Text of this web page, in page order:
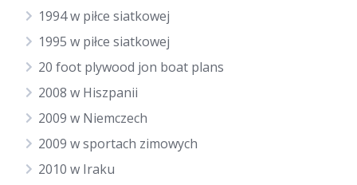
1994 w piłce siatkowej
1995 w piłce siatkowej
20 foot plywood jon boat plans
2008 w Hiszpanii
2009 w Niemczech
2009 w sportach zimowych
2010 w Iraku